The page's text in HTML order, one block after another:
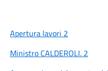
Apertura lavori 2
Ministro CALDEROLI. 2